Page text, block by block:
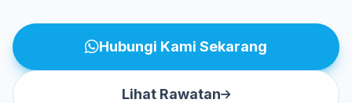
Hubungi Kami Sekarang
Lihat Rawatan